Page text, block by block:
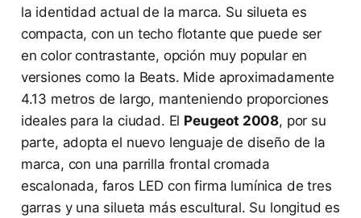
la identidad actual de la marca. Su silueta es
compacta, con un techo flotante que puede ser
en color contrastante, opción muy popular en
versiones como la Beats. Mide aproximadamente
4.13 metros de largo, manteniendo proporciones
ideales para la ciudad. El Peugeot 2008, por su
parte, adopta el nuevo lenguaje de diseño de la
marca, con una parrilla frontal cromada
escalonada, faros LED con firma lumínica de tres
garras y una silueta más escultural. Su longitud es